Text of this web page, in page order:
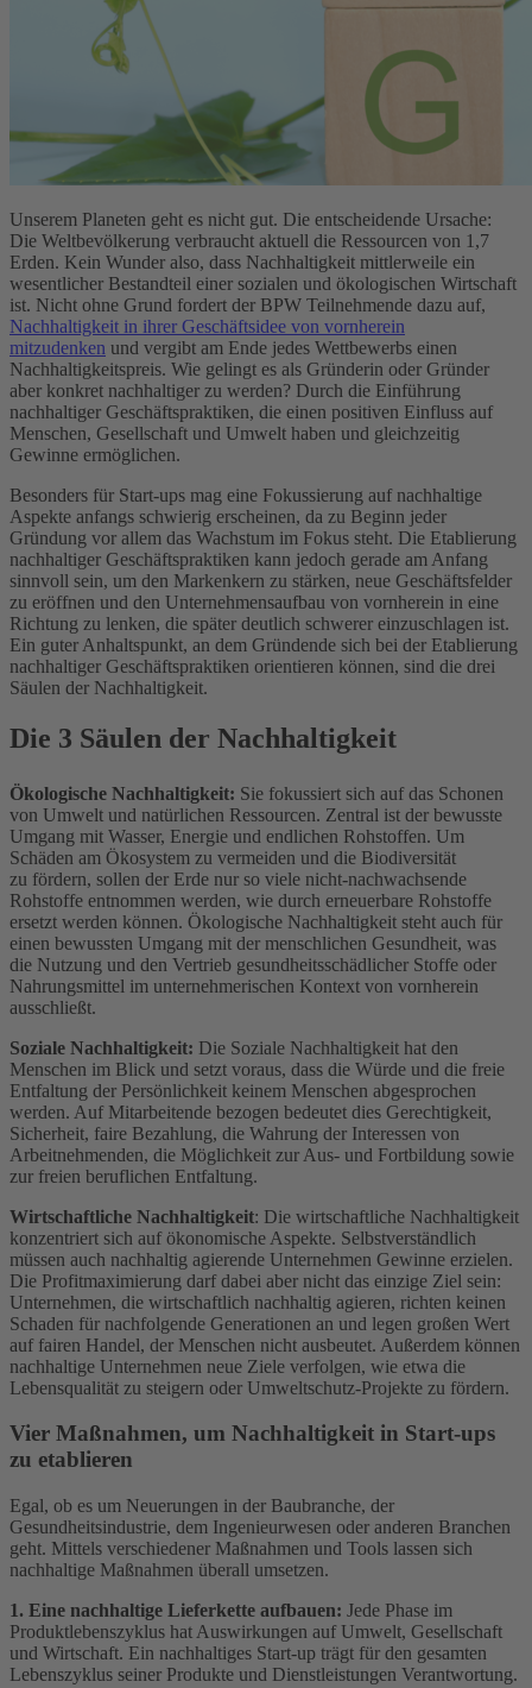
Unserem Planeten geht es nicht gut. Die entscheidende Ursache:
Die Weltbevölkerung verbraucht aktuell die Ressourcen von 1,7
Erden. Kein Wunder also, dass Nachhaltigkeit mittlerweile ein
wesentlicher Bestandteil einer sozialen und ökologischen Wirtschaft
ist. Nicht ohne Grund fordert der BPW Teilnehmende dazu auf,
Nachhaltigkeit in ihrer Geschäftsidee von vornherein
mitzudenken und vergibt am Ende jedes Wettbewerbs einen
Nachhaltigkeitspreis. Wie gelingt es als Gründerin oder Gründer
aber konkret nachhaltiger zu werden? Durch die Einführung
nachhaltiger Geschäftspraktiken, die einen positiven Einfluss auf
Menschen, Gesellschaft und Umwelt haben und gleichzeitig
Gewinne ermöglichen.
Besonders für Start-ups mag eine Fokussierung auf nachhaltige
Aspekte anfangs schwierig erscheinen, da zu Beginn jeder
Gründung vor allem das Wachstum im Fokus steht. Die Etablierung
nachhaltiger Geschäftspraktiken kann jedoch gerade am Anfang
sinnvoll sein, um den Markenkern zu stärken, neue Geschäftsfelder
zu eröffnen und den Unternehmensaufbau von vornherein in eine
Richtung zu lenken, die später deutlich schwerer einzuschlagen ist.
Ein guter Anhaltspunkt, an dem Gründende sich bei der Etablierung
nachhaltiger Geschäftspraktiken orientieren können, sind die drei
Säulen der Nachhaltigkeit.
Die 3 Säulen der Nachhaltigkeit
Ökologische Nachhaltigkeit: Sie fokussiert sich auf das Schonen
von Umwelt und natürlichen Ressourcen. Zentral ist der bewusste
Umgang mit Wasser, Energie und endlichen Rohstoffen. Um
Schäden am Ökosystem zu vermeiden und die Biodiversität
zu fördern, sollen der Erde nur so viele nicht-nachwachsende
Rohstoffe entnommen werden, wie durch erneuerbare Rohstoffe
ersetzt werden können. Ökologische Nachhaltigkeit steht auch für
einen bewussten Umgang mit der menschlichen Gesundheit, was
die Nutzung und den Vertrieb gesundheitsschädlicher Stoffe oder
Nahrungsmittel im unternehmerischen Kontext von vornherein
ausschließt.
Soziale Nachhaltigkeit: Die Soziale Nachhaltigkeit hat den
Menschen im Blick und setzt voraus, dass die Würde und die freie
Entfaltung der Persönlichkeit keinem Menschen abgesprochen
werden. Auf Mitarbeitende bezogen bedeutet dies Gerechtigkeit,
Sicherheit, faire Bezahlung, die Wahrung der Interessen von
Arbeitnehmenden, die Möglichkeit zur Aus- und Fortbildung sowie
zur freien beruflichen Entfaltung.
Wirtschaftliche Nachhaltigkeit: Die wirtschaftliche Nachhaltigkeit
konzentriert sich auf ökonomische Aspekte. Selbstverständlich
müssen auch nachhaltig agierende Unternehmen Gewinne erzielen.
Die Profitmaximierung darf dabei aber nicht das einzige Ziel sein:
Unternehmen, die wirtschaftlich nachhaltig agieren, richten keinen
Schaden für nachfolgende Generationen an und legen großen Wert
auf fairen Handel, der Menschen nicht ausbeutet. Außerdem können
nachhaltige Unternehmen neue Ziele verfolgen, wie etwa die
Lebensqualität zu steigern oder Umweltschutz-Projekte zu fördern.
Vier Maßnahmen, um Nachhaltigkeit in Start-ups
zu etablieren
Egal, ob es um Neuerungen in der Baubranche, der
Gesundheitsindustrie, dem Ingenieurwesen oder anderen Branchen
geht. Mittels verschiedener Maßnahmen und Tools lassen sich
nachhaltige Maßnahmen überall umsetzen.
1. Eine nachhaltige Lieferkette aufbauen: Jede Phase im
Produktlebenszyklus hat Auswirkungen auf Umwelt, Gesellschaft
und Wirtschaft. Ein nachhaltiges Start-up trägt für den gesamten
Lebenszyklus seiner Produkte und Dienstleistungen Verantwortung.